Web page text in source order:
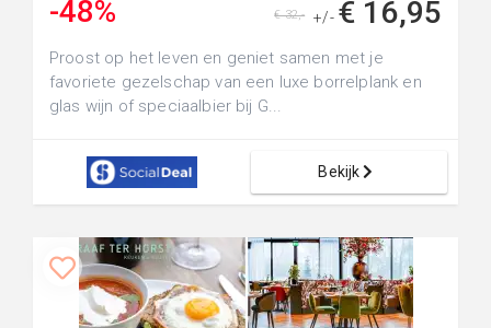
-48% +/- € 16,95
€ 32,-
Proost op het leven en geniet samen met je
favoriete gezelschap van een luxe borrelplank en
glas wijn of speciaalbier bij G...
Bekijk